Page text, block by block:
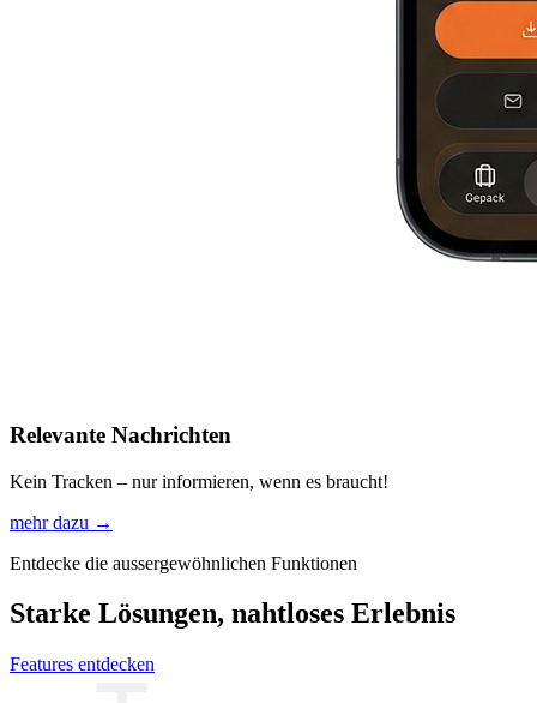
Relevante Nachrichten
Kein Tracken – nur informieren, wenn es braucht!
mehr dazu →
Entdecke die aussergewöhnlichen Funktionen
Starke Lösungen, nahtloses Erlebnis
Features entdecken